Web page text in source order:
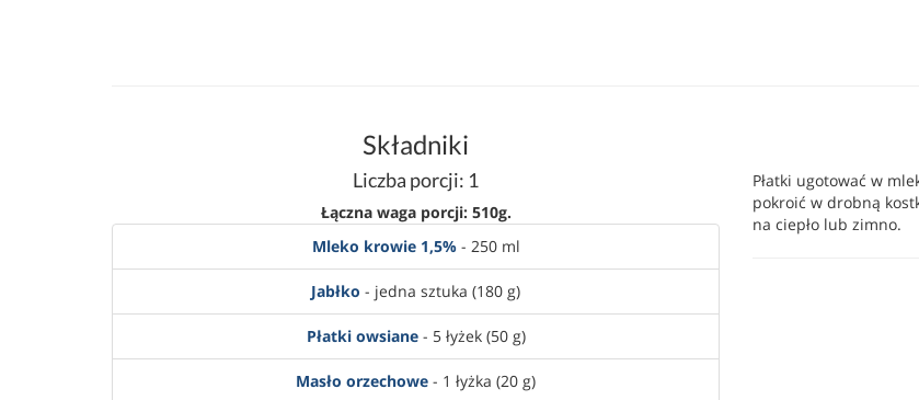
Składniki
Liczba porcji: 1
Łączna waga porcji: 510g.
Mleko krowie 1,5%- 250 ml
Jabłko - jedna sztuka (180 g)
Płatki owsiane- 5 łyżek (50 g)
Masło orzechowe - 1 łyżka (20 g)
Płatki ugotować w
pokroić w drobną
na ciepło lub zimno.